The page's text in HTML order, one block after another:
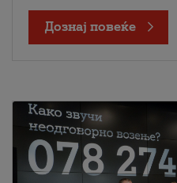
Дознај повеќе